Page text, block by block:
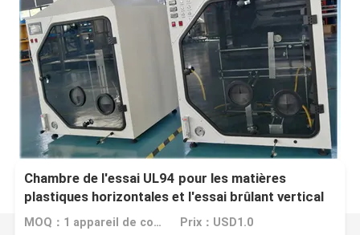
Chambre de l'essai UL94 pour les matières
plastiques horizontales et l'essai brûlant vertical
MOQ：1 appareil de contrôle vertical horizontal d'inflammabilité d'ensemble Prix：USD1.0